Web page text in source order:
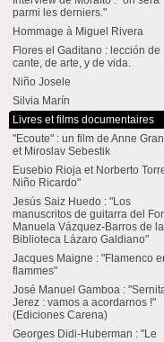
parmi les derniers."
Hommage à Miguel Rivera
Flores el Gaditano : lección de
cante, de arte, y de vida.
Niño Josele
Silvia Marín
Livres et films documentaires
"Ecoute" : un film de Anne
et Miroslav Sebestik
Eusebio Rioja et Norberto
Niño Ricardo"
Jesús Saiz Huedo : "Los
manuscritos de guitarra del
Manuela Vázquez-Barros de la
Biblioteca Lázaro Galdiano"
Jacques Maigne : "Flamenco
flammes"
José Manuel Gamboa :
Jerez : vamos a acordarnos !"
(Ediciones Carena)
Georges Didi-Huberman : "Le